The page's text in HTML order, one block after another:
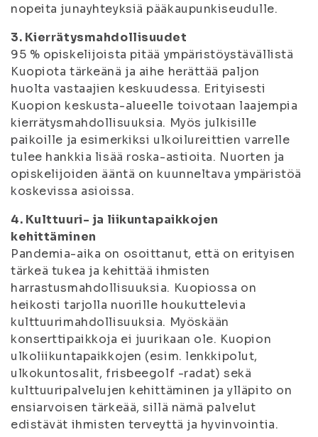
nopeita junayhteyksiä pääkaupunkiseudulle.
3. Kierrätysmahdollisuudet
95 % opiskelijoista pitää ympäristöystävällistä
Kuopiota tärkeänä ja aihe herättää paljon
huolta vastaajien keskuudessa. Erityisesti
Kuopion keskusta-alueelle toivotaan laajempia
kierrätysmahdollisuuksia. Myös julkisille
paikoille ja esimerkiksi ulkoilureittien varrelle
tulee hankkia lisää roska-astioita. Nuorten ja
opiskelijoiden ääntä on kuunneltava ympäristöä
koskevissa asioissa.
4. Kulttuuri- ja liikuntapaikkojen
kehittäminen
Pandemia-aika on osoittanut, että on erityisen
tärkeä tukea ja kehittää ihmisten
harrastusmahdollisuuksia. Kuopiossa on
heikosti tarjolla nuorille houkuttelevia
kulttuurimahdollisuuksia. Myöskään
konserttipaikkoja ei juurikaan ole. Kuopion
ulkoliikuntapaikkojen (esim. lenkkipolut,
ulkokuntosalit, frisbeegolf -radat) sekä
kulttuuripalvelujen kehittäminen ja ylläpito on
ensiarvoisen tärkeää, sillä nämä palvelut
edistävät ihmisten terveyttä ja hyvinvointia.